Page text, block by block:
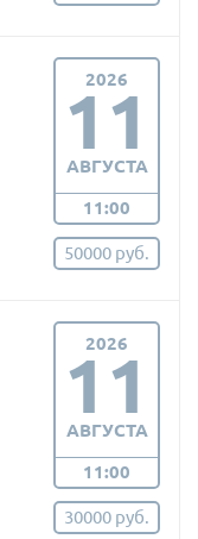
2026
11
АВГУСТА
11:00
50000 руб.
2026
11
АВГУСТА
11:00
30000 руб.